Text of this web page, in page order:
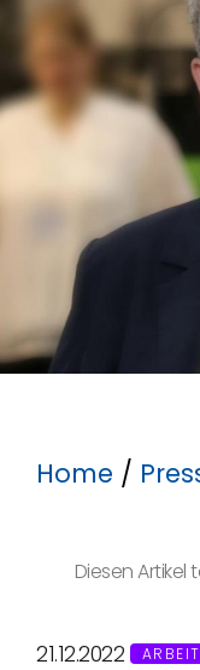
Home /
Diesen Artikel
21.12.2022